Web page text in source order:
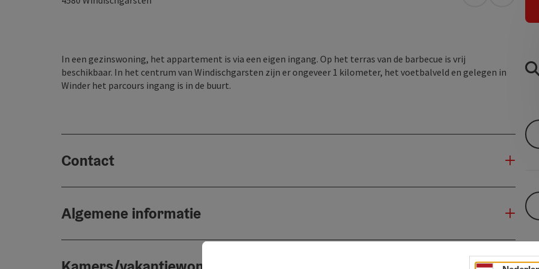
In een gezinswoning, het appartement is via een eigen ingang. Op het terras van de barbecue is vrij
beschikbaar. In het centrum van Windischgarsten zijn er ongeveer 1 kilometer, het voetbalveld en gelegen in
Winder het parcours ingang is in de buurt.
Contact
Algemene informatie